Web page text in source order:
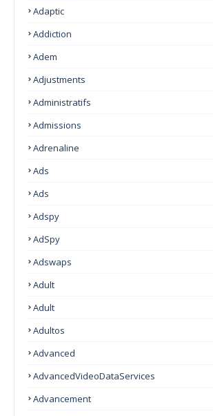
Adaptic
Addiction
Adem
Adjustments
Administratifs
Admissions
Adrenaline
Ads
Ads
Adspy
AdSpy
Adswaps
Adult
Adult
Adultos
Advanced
AdvancedVideoDataServices
Advancement